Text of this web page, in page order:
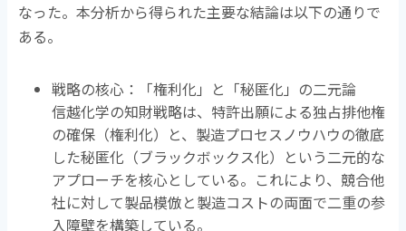
なった。本分析から得られた主要な結論は以下の通りで
ある。
戦略の核心：「権利化」と「秘匿化」の二元論
信越化学の知財戦略は、特許出願による独占排他権
の確保（権利化）と、製造プロセスノウハウの徹底
した秘匿化（ブラックボックス化）という二元的な
アプローチを核心としている。これにより、競合他
社に対して製品模倣と製造コストの両面で二重の参
入障壁を構築している。